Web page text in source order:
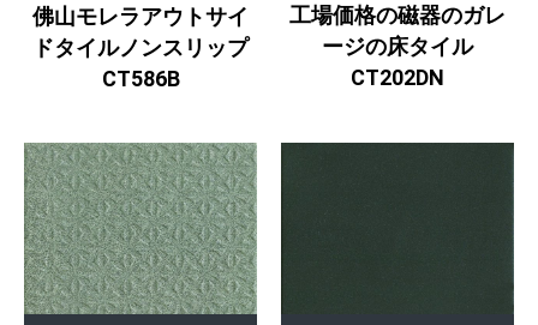
佛山モレラアウトサイ
ドタイルノンスリップ
CT586B
工場価格の磁器のガレ
ージの床タイル
CT202DN